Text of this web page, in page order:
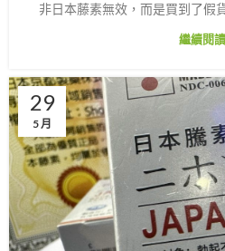
非日本藤素無效，而是買到了假
繼續閱讀
29
5 月